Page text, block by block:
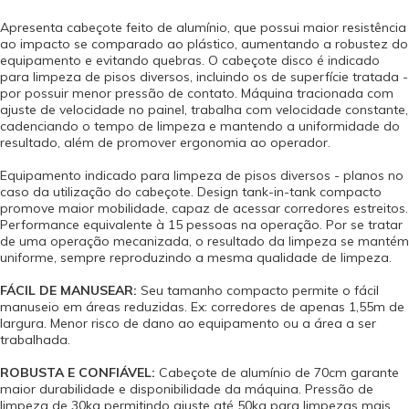
Apresenta cabeçote feito de alumínio, que possui maior resistência
ao impacto se comparado ao plástico, aumentando a robustez do
equipamento e evitando quebras. O cabeçote disco é indicado
para limpeza de pisos diversos, incluindo os de superfície tratada -
por possuir menor pressão de contato. Máquina tracionada com
ajuste de velocidade no painel, trabalha com velocidade constante,
cadenciando o tempo de limpeza e mantendo a uniformidade do
resultado, além de promover ergonomia ao operador.
Equipamento indicado para limpeza de pisos diversos - planos no
caso da utilização do cabeçote. Design tank-in-tank compacto
promove maior mobilidade, capaz de acessar corredores estreitos.
Performance equivalente à 15 pessoas na operação. Por se tratar
de uma operação mecanizada, o resultado da limpeza se mantém
uniforme, sempre reproduzindo a mesma qualidade de limpeza.
FÁCIL DE MANUSEAR: Seu tamanho compacto permite o fácil
manuseio em áreas reduzidas. Ex: corredores de apenas 1,55m de
largura. Menor risco de dano ao equipamento ou a área a ser
trabalhada.
ROBUSTA E CONFIÁVEL: Cabeçote de alumínio de 70cm garante
maior durabilidade e disponibilidade da máquina. Pressão de
limpeza de 30kg permitindo ajuste até 50kg para limpezas mais